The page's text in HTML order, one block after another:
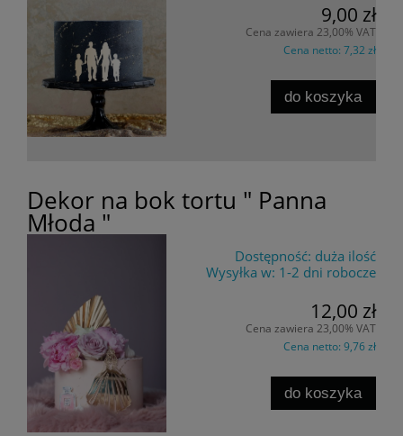
9,00 zł
Cena zawiera 23,00% VAT
Cena netto: 7,32 zł
do koszyka
Dekor na bok tortu " Panna
Młoda "
Dostępność: duża ilość
Wysyłka w: 1-2 dni robocze
12,00 zł
Cena zawiera 23,00% VAT
Cena netto: 9,76 zł
do koszyka